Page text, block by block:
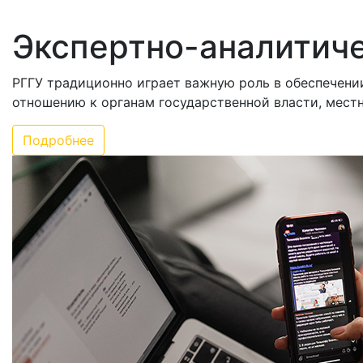
Экспертно-
РГГУ традиционно играет важную роль в
отношению к органам государственной власти,
Подробнее